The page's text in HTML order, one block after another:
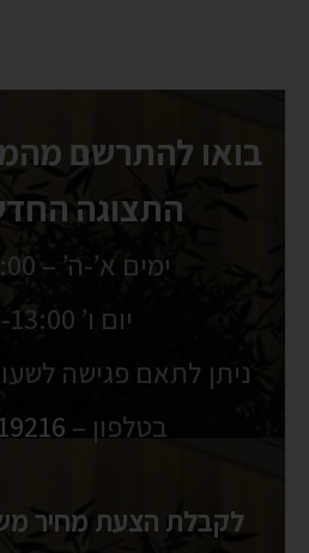
בואו להתרשם
התצוגה
ימים א’-ה’ – 8:30-17:00
יום ו’ 8:30-13:00
ניתן לתאם פגישה
בטלפון –
לקבלת הצעת מחיר